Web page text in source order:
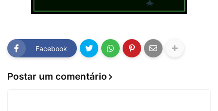
Facebook
Postar um comentário